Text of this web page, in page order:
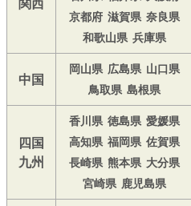
関西
京都府 滋賀県 奈良県
和歌山県 兵庫県
中国
岡山県 広島県 山口県
鳥取県 島根県
四国
九州
香川県 徳島県 愛媛県
高知県 福岡県 佐賀県
長崎県 熊本県 大分県
宮崎県 鹿児島県